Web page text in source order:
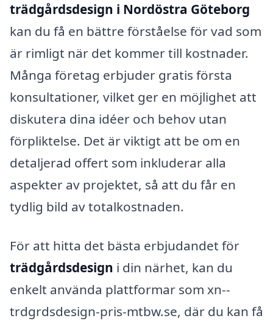
trädgårdsdesign i Nordöstra Göteborg
kan du få en bättre förståelse för vad som
är rimligt när det kommer till kostnader.
Många företag erbjuder gratis första
konsultationer, vilket ger en möjlighet att
diskutera dina idéer och behov utan
förpliktelse. Det är viktigt att be om en
detaljerad offert som inkluderar alla
aspekter av projektet, så att du får en
tydlig bild av totalkostnaden.
För att hitta det bästa erbjudandet för
trädgårdsdesign i din närhet, kan du
enkelt använda plattformar som xn--
trdgrdsdesign-pris-mtbw.se, där du kan få